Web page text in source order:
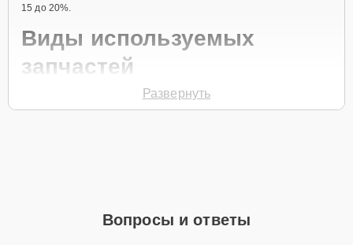
15 до 20%.
Виды используемых
запчастей
Для ремонта объектива модели 500mm f/4G ED VR AF-S Nikkor
активное использование устройства дольше
Развернуть
Вопросы и ответы